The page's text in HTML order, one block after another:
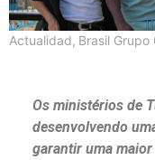
Actualidad, Brasil Grupo
Os ministérios de
desenvolvendo
garantir uma